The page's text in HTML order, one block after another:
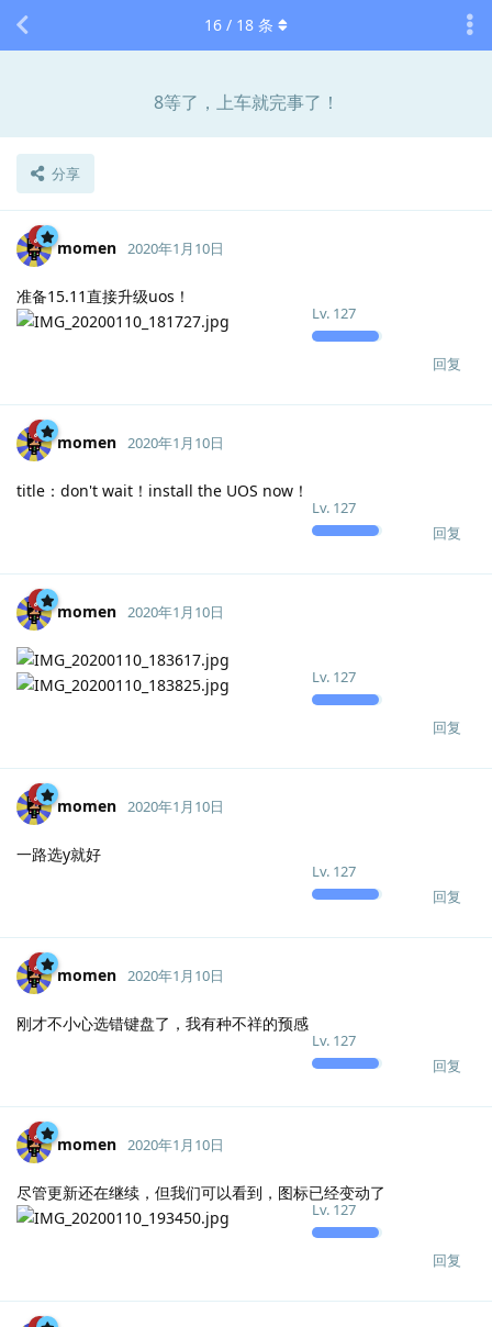
8等了，上车就完事了！
分享
16 / 18 条
momen
Lv. 127
2020年1月10日
准备15.11直接升级uos！
回复
momen
Lv. 127
2020年1月10日
title：don't wait！install the UOS now！
回复
momen
Lv. 127
2020年1月10日
回复
momen
Lv. 127
2020年1月10日
一路选y就好
回复
momen
Lv. 127
2020年1月10日
刚才不小心选错键盘了，我有种不祥的预感
回复
momen
Lv. 127
2020年1月10日
尽管更新还在继续，但我们可以看到，图标已经变动了
回复